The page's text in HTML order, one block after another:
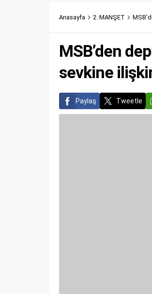
Anasayfa 2. MANŞET
MSB’den
sevkine
Paylaş Tweetle